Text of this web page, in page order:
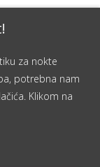
za nokte
potrebna nam
Klikom na